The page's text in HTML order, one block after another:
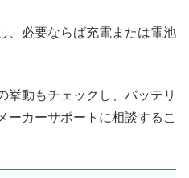
、必要ならば充電または電池
挙動もチェックし、バッテリ
ーカーサポートに相談するこ